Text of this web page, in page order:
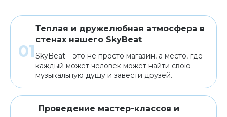
Теплая и дружелюбная атмосфера в
стенах нашего SkyBeat
SkyBeat – это не просто магазин, а место, где
каждый может человек может найти свою
музыкальную душу и завести друзей.
Проведение мастер-классов и